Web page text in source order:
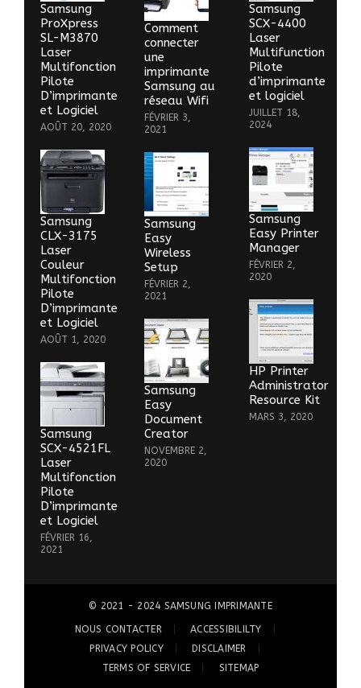
Samsung
ProXpress
SL-M3870
Laser
Multifonction
Pilote
D’imprimante
et Logiciel
AOÛT 20, 2020
Samsung
CLX-3175
Laser
Couleur
Multifonction
Pilote
D’imprimante
et Logiciel
AOÛT 1, 2020
Samsung
SCX-4521FL
Laser
Multifonction
Pilote
D’imprimante
et Logiciel
FÉVRIER 16,
2021
Comment
connecter
une
imprimante
Samsung au
réseau Wifi
FÉVRIER 3,
2021
Samsung
Easy
Wireless
Setup
FÉVRIER 2,
2021
Samsung
Easy
Document
Creator
NOVEMBRE 2,
2020
Samsung
SCX-4400
Laser
Multifunction
Pilote
d’imprimante
et logiciel
JUILLET 18,
2024
Samsung
Easy Printer
Manager
FÉVRIER 2,
2020
HP Printer
Administrator
Resource Kit
MARS 3, 2020
© 2021 - 2024 SAMSUNG IMPRIMANTE
NOUS CONTACTER
ACCESSIBILILTY
PRIVACY POLICY
DISCLAIMER
TERMS OF SERVICE
SITEMAP